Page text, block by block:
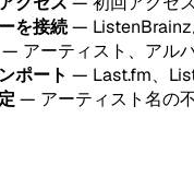
を接続— ListenBrainz
— アーティスト、アル
ポート — Last.fm、
— アーティスト名の